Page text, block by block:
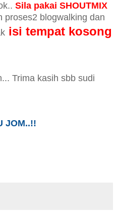
Sila pakai SHOUTMIX
proses2 blogwalking dan
isi tempat kosong
Trima kasih sbb sudi
JOM..!!